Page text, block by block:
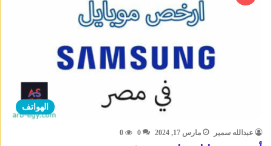
الهواتف
عبدالله سمير مارس 17, 2024 0
0